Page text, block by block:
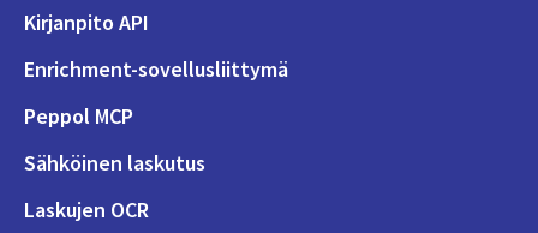
Kirjanpito API
Enrichment-sovellusliittymä
Peppol MCP
Sähköinen laskutus
Laskujen OCR